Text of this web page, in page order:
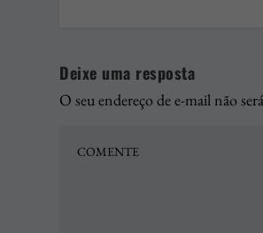
Deixe uma resposta
O seu endereço de e-mail não